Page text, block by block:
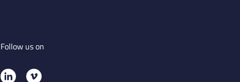
Follow us on